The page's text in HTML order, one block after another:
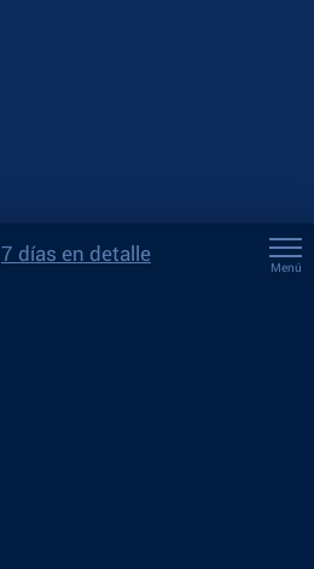
7 días en detalle
Menú